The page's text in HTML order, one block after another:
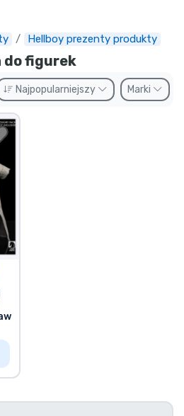
Hellboy prezenty produkty
do figurek
Najpopularniejszy Marki